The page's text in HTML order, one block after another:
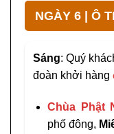
NGÀY 6 | Ô
Sáng: Quý
đoàn khởi hàng
Chùa Phật
phố đông,